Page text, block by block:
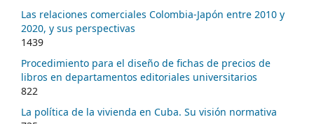
Las relaciones comerciales Colombia-Japón entre 2010 y
2020, y sus perspectivas
1439
Procedimiento para el diseño de fichas de precios de
libros en departamentos editoriales universitarios
822
La política de la vivienda en Cuba. Su visión normativa